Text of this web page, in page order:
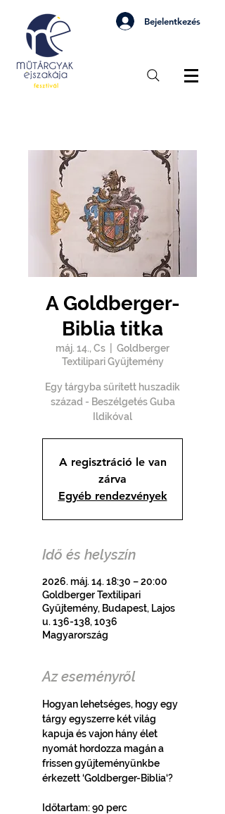
Bejelentkezés
A Goldberger-
Biblia titka
máj. 14., Cs
Goldberger
Textilipari Gyűjtemény
Egy tárgyba sűrített huszadik
század - Beszélgetés Guba
Ildikóval
A regisztráció le van
zárva
Egyéb rendezvények
Idő és helyszín
2026. máj. 14. 18:30 – 20:00
Goldberger Textilipari
Gyűjtemény, Budapest, Lajos
u. 136-138, 1036
Magyarország
Az eseményről
Hogyan lehetséges, hogy egy
tárgy egyszerre két világ
kapuja és vajon hány élet
nyomát hordozza magán a
frissen gyűjteményünkbe
érkezett ‘Goldberger-Biblia‘?
Időtartam: 90 perc